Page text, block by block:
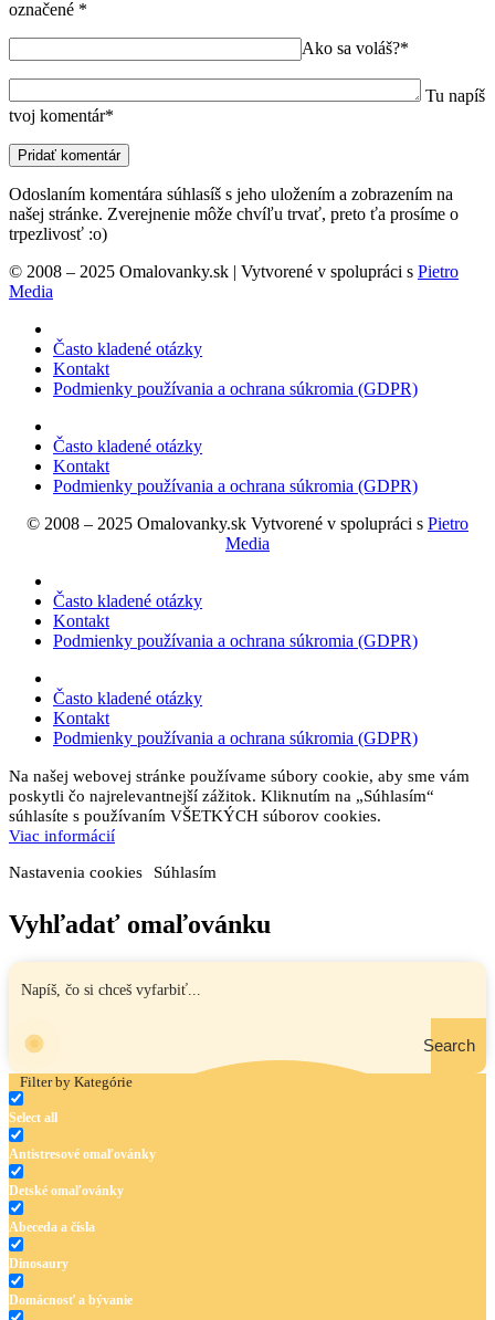
označené *
Ako sa voláš?*
Tu napíš
tvoj komentár*
Odoslaním komentára súhlasíš s jeho uložením a zobrazením na
našej stránke. Zverejnenie môže chvíľu trvať, preto ťa prosíme o
trpezlivosť :o)
© 2008 – 2025 Omalovanky.sk | Vytvorené v spolupráci s Pietro
Media
Často kladené otázky
Kontakt
Podmienky používania a ochrana súkromia (GDPR)
Často kladené otázky
Kontakt
Podmienky používania a ochrana súkromia (GDPR)
© 2008 – 2025 Omalovanky.sk Vytvorené v spolupráci s Pietro
Media
Často kladené otázky
Kontakt
Podmienky používania a ochrana súkromia (GDPR)
Často kladené otázky
Kontakt
Podmienky používania a ochrana súkromia (GDPR)
Na našej webovej stránke používame súbory cookie, aby sme vám
poskytli čo najrelevantnejší zážitok. Kliknutím na „Súhlasím“
súhlasíte s používaním VŠETKÝCH súborov cookies.
Viac informácií
Nastavenia cookies Súhlasím
Vyhľadať omaľovánku
Search
Filter by Kategórie
Select all
Antistresové omaľovánky
Detské omaľovánky
Abeceda a čísla
Dinosaury
Domácnosť a bývanie